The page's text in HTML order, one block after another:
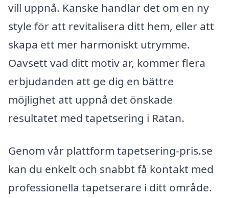
vill uppnå. Kanske handlar det om en ny
style för att revitalisera ditt hem, eller att
skapa ett mer harmoniskt utrymme.
Oavsett vad ditt motiv är, kommer flera
erbjudanden att ge dig en bättre
möjlighet att uppnå det önskade
resultatet med tapetsering i Rätan.
Genom vår plattform tapetsering-pris.se
kan du enkelt och snabbt få kontakt med
professionella tapetserare i ditt område.